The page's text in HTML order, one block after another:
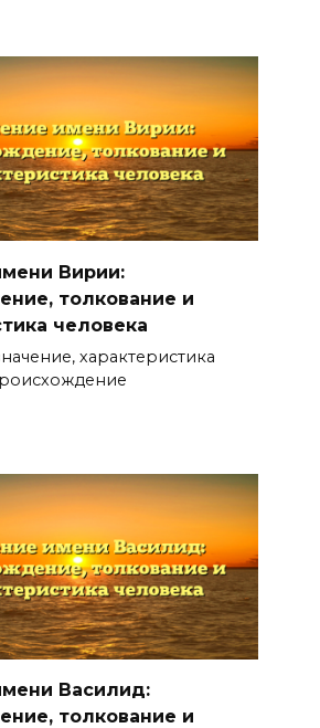
Вирии:
толкование и
человека
характеристика
Василид:
толкование и